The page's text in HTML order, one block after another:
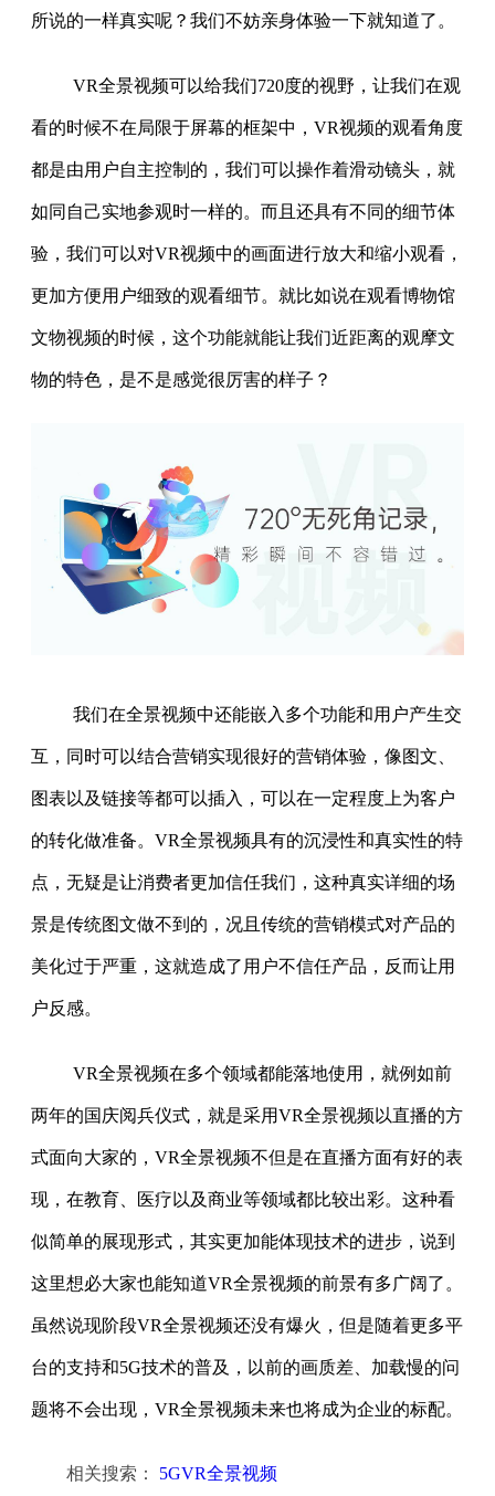
所说的一样真实呢？我们不妨亲身体验一下就知道了。
VR全景视频可以给我们720度的视野，让我们在观
看的时候不在局限于屏幕的框架中，VR视频的观看角度
都是由用户自主控制的，我们可以操作着滑动镜头，就
如同自己实地参观时一样的。而且还具有不同的细节体
验，我们可以对VR视频中的画面进行放大和缩小观看，
更加方便用户细致的观看细节。就比如说在观看博物馆
文物视频的时候，这个功能就能让我们近距离的观摩文
物的特色，是不是感觉很厉害的样子？
我们在全景视频中还能嵌入多个功能和用户产生交
互，同时可以结合营销实现很好的营销体验，像图文、
图表以及链接等都可以插入，可以在一定程度上为客户
的转化做准备。VR全景视频具有的沉浸性和真实性的特
点，无疑是让消费者更加信任我们，这种真实详细的场
景是传统图文做不到的，况且传统的营销模式对产品的
美化过于严重，这就造成了用户不信任产品，反而让用
户反感。
VR全景视频在多个领域都能落地使用，就例如前
两年的国庆阅兵仪式，就是采用VR全景视频以直播的方
式面向大家的，VR全景视频不但是在直播方面有好的表
现，在教育、医疗以及商业等领域都比较出彩。这种看
似简单的展现形式，其实更加能体现技术的进步，说到
这里想必大家也能知道VR全景视频的前景有多广阔了。
虽然说现阶段VR全景视频还没有爆火，但是随着更多平
台的支持和5G技术的普及，以前的画质差、加载慢的问
题将不会出现，VR全景视频未来也将成为企业的标配。
相关搜索： 5GVR全景视频